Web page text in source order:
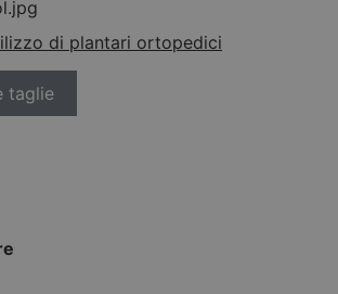
di plantari ortopedici
taglie